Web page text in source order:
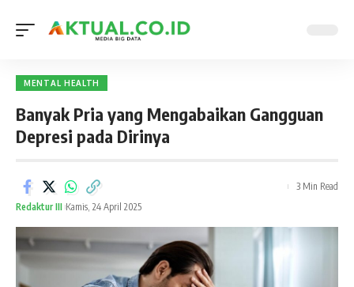
MENTAL HEALTH
Banyak Pria yang Mengabaikan Gangguan
Depresi pada Dirinya
Redaktur III Kamis, 24 April 2025
3 Min Read